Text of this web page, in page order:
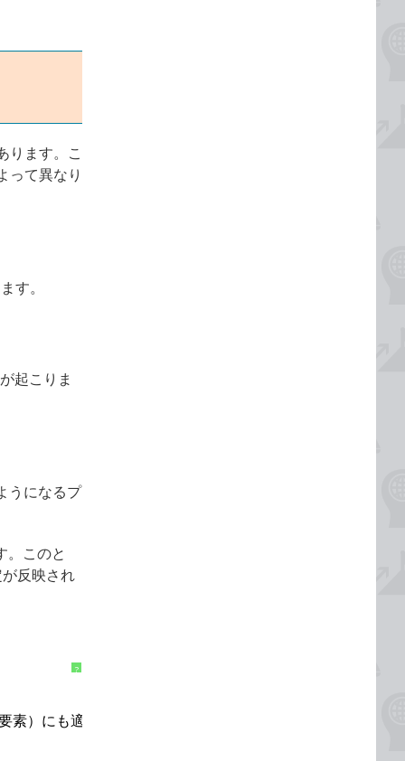
ります。こ
って異なり
す。
起こりま
うになるプ
。このと
反映され
?
）にも適用される。